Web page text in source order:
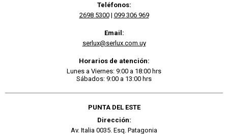
Teléfonos:
2698 5300| 099 306 969
Email:
serlux@serlux.com.uy
Horarios de atención:
Lunes a Viernes: 9:00 a 18:00 hrs
Sábados: 9:00 a 13:00 hrs
PUNTA DEL ESTE
Dirección:
Av. Italia 0035. Esq. Patagonia